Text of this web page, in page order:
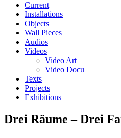
Current
Installations
Objects
Wall Pieces
Audios
Videos
Video Art
Video Docu
Texts
Projects
Exhibitions
Drei Räume – Drei